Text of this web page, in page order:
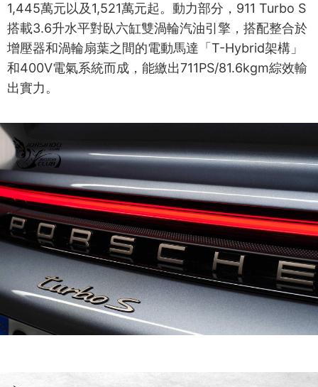
1,445萬元以及1,521萬元起。動力部分，911 Turbo S
搭載3.6升水平對臥六缸雙渦輪汽油引擎，搭配整合於
增壓器和渦輪扇葉之間的電動馬達「T-Hybrid架構」
和400V電氣系統而成，能繳出711PS/81.6kgm綜效輸
出實力。